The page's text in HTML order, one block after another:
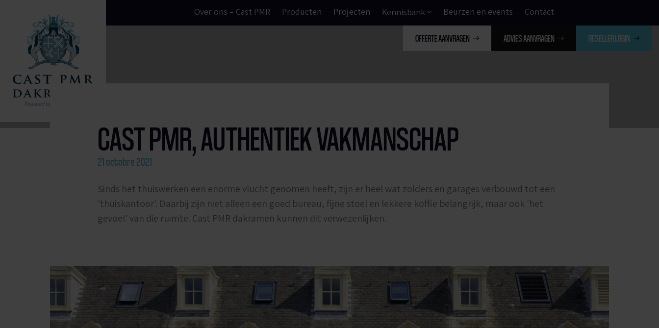
Over ons – Cast PMR Producten Projecten Kennisbank Beurzen en events Contact
OFFERTE AANVRAGEN ADVIES AANVRAGEN RESELLER LOGIN
CAST PMR, AUTHENTIEK VAKMANSCHAP
21 octobre 2021
Sinds het thuiswerken een enorme vlucht genomen heeft, zijn er heel wat zolders en garages verbouwd tot een
'thuiskantoor'. Daarbij zijn niet alleen een goed bureau, fijne stoel en lekkere koffie belangrijk, maar ook 'het
gevoel' van die ruimte. Cast PMR dakramen kunnen dit verwezenlijken.